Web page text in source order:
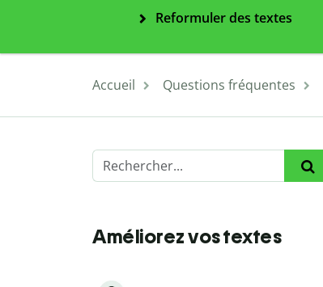
Reformuler des textes
Accueil Questions fréquentes
Améliorez vos textes